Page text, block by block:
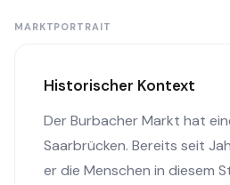
MARKTPORTRAIT
Historischer Kontext
Der Burbacher Markt hat
Saarbrücken. Bereits seit
er die Menschen in diesem